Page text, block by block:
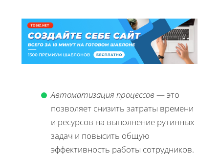
Автоматизация процессов — это
позволяет снизить затраты времени
и ресурсов на выполнение рутинных
задач и повысить общую
эффективность работы сотрудников.